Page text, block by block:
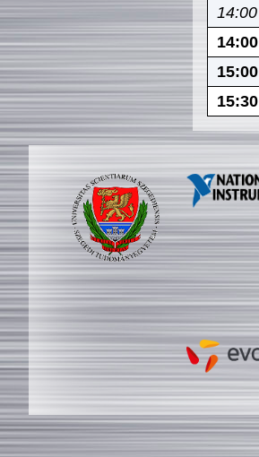
14:00
14:00
15:00
15:30